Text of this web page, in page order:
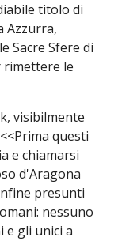
titolo di
Azzurra,
Sacre Sfere di
rimettere le
visibilmente
questi
e chiamarsi
d'Aragona
presunti
nessuno
e gli unici a